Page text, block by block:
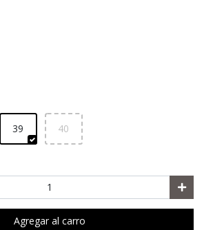
39 40
Agregar al carro